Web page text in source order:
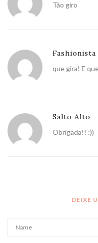
Tão giro
Fashionista
que gira! E
Salto Alto
Obrigada!! :))
DEIXE